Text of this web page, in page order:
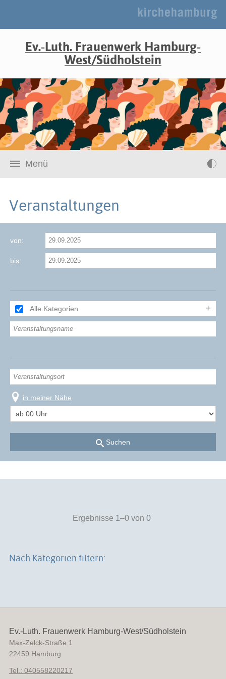
Ev.-Luth. Frauenwerk Hamburg-
West/Südholstein
Menü
Veranstaltungen
von:
bis:
Alle Kategorien
in meiner Nähe
Suchen
Ergebnisse 1–0 von 0
Nach Kategorien filtern:
Ev.-Luth. Frauenwerk Hamburg-West/Südholstein
Max-Zelck-Straße 1
22459 Hamburg
Tel.: 040558220217